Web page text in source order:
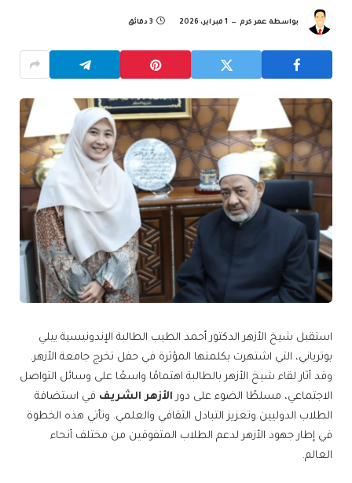
بواسطة عمر كرم 1 فبراير، 2026 3 دقائق
استقبل شيخ الأزهر الدكتور أحمد الطيب الطالبة الإندونيسية ييلي
بوترياني، التي اشتهرت بكلمتها المؤثرة في حفل تخرج جامعة الأزهر.
وقد أثار لقاء شيخ الأزهر بالطالبة اهتمامًا واسعًا على وسائل التواصل
الاجتماعي، مسلطًا الضوء على دور الأزهر الشريف في استضافة
الطلاب الدوليين وتعزيز التبادل الثقافي والعلمي. وتأتي هذه الخطوة
في إطار جهود الأزهر لدعم الطلاب المتفوقين من مختلف أنحاء
العالم.